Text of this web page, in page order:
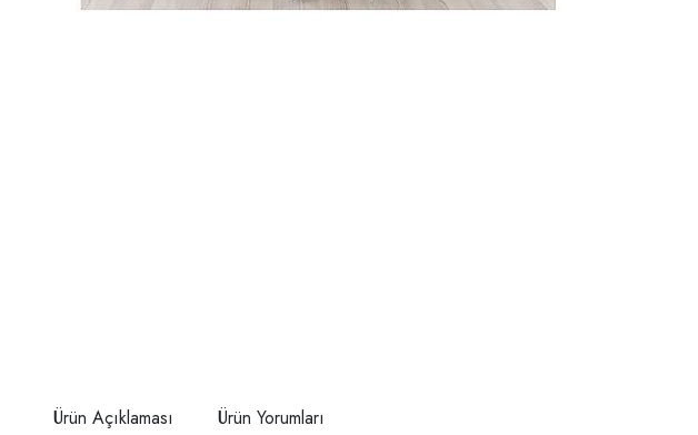
Ürün Açıklaması Ürün Yorumları